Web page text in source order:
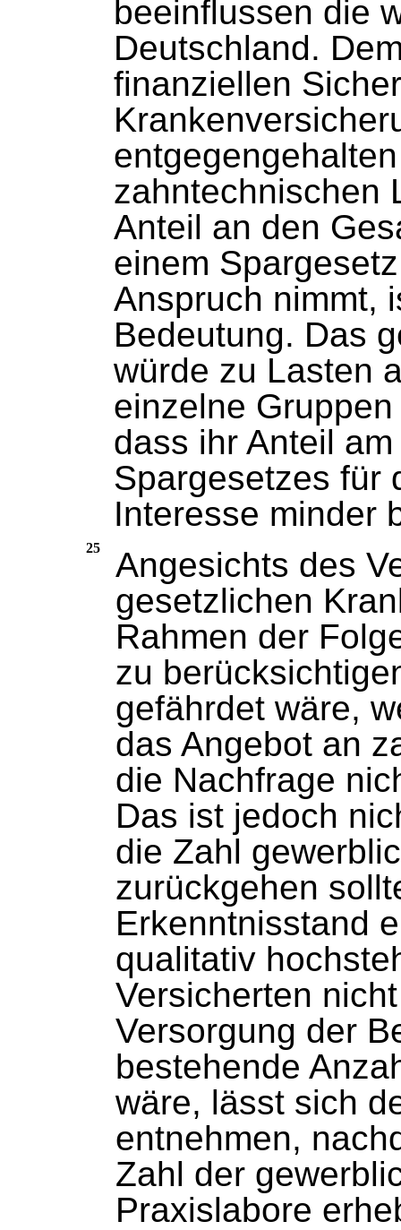
beeinflussen die
Deutschland.
finanziellen
zahntechnischen
Anteil an den
einem
Anspruch nimmt,
Bedeutung. Das
würde zu Lasten
einzelne
dass ihr Anteil
Spargesetzes für
Interesse minder
25
Angesichts des
gesetzlichen
Rahmen der
zu
gefährdet wäre,
das Angebot an
die Nachfrage
Das ist jedoch
die Zahl
zurückgehen
Erkenntnisstand
qualitativ
Versicherten
Versorgung der
bestehende
wäre, lässt sich
entnehmen,
Zahl der
Praxislabore